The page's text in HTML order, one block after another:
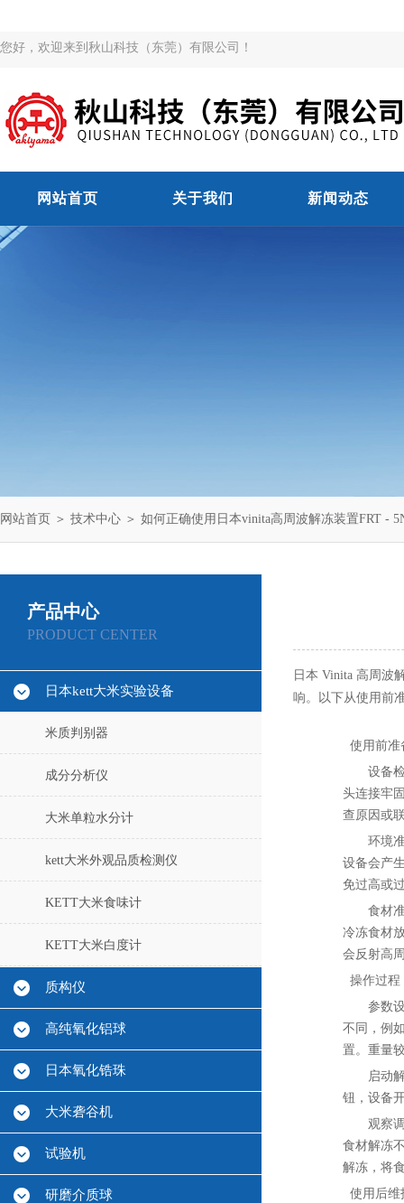
您好，欢迎来到秋山科技（东莞）有限公司！
网站首页 关于我们 新闻动态
网站首页 ＞ 技术中心 ＞ 如何正确使用日本vinita高周波解冻装置FRT -
产品中心
PRODUCT CENTER
日本kett大米实验设备
米质判别器
成分分析仪
大米单粒水分计
kett大米外观品质检测仪
KETT大米食味计
KETT大米白度计
质构仪
高纯氧化铝球
日本氧化锆珠
大米砻谷机
试验机
研磨介质球
日本 Vinita 高周波
响。以下从使用前
使用前准
设备
头连接牢
查原因或
环境
设备会产
免过高或
食材
冷冻食材
会反射高
操作过程
参数
不同，例
置。重量
启动
钮，设备
观察
食材解冻
解冻，将
使用后维